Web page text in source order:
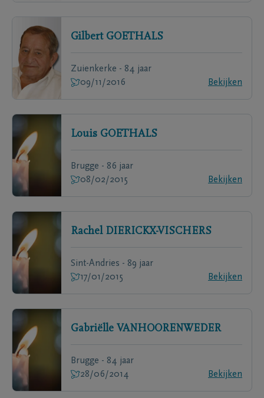
Gilbert GOETHALS
Zuienkerke - 84 jaar
09/11/2016
Bekijken
Louis GOETHALS
Brugge - 86 jaar
08/02/2015
Bekijken
Rachel DIERICKX-VISCHERS
Sint-Andries - 89 jaar
17/01/2015
Bekijken
Gabriëlle VANHOORENWEDER
Brugge - 84 jaar
28/06/2014
Bekijken